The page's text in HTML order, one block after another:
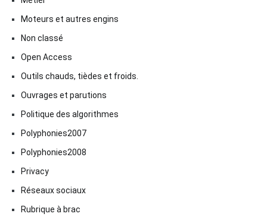
Moteurs et autres engins
Non classé
Open Access
Outils chauds, tièdes et froids.
Ouvrages et parutions
Politique des algorithmes
Polyphonies2007
Polyphonies2008
Privacy
Réseaux sociaux
Rubrique à brac